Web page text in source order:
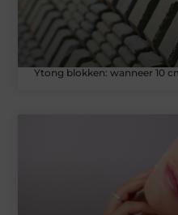
Ytong blokken: wanneer 10